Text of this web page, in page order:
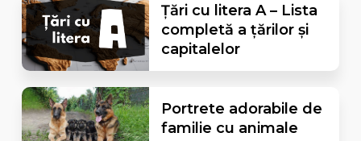
Țări cu litera A – Lista
completă a țărilor și
capitalelor
Portrete adorabile de
familie cu animale